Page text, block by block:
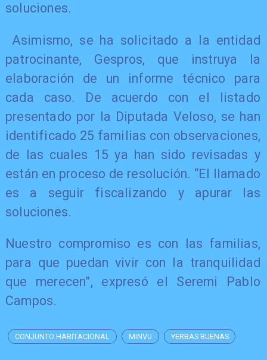
soluciones.
Asimismo, se ha solicitado a la entidad
patrocinante, Gespros, que instruya la
elaboración de un informe técnico para
cada caso. De acuerdo con el listado
presentado por la Diputada Veloso, se han
identificado 25 familias con observaciones,
de las cuales 15 ya han sido revisadas y
están en proceso de resolución. “El llamado
es a seguir fiscalizando y apurar las
soluciones.
Nuestro compromiso es con las familias,
para que puedan vivir con la tranquilidad
que merecen”, expresó el Seremi Pablo
Campos.
CONJUNTO HABITACIONAL MINVU YERBAS BUENAS